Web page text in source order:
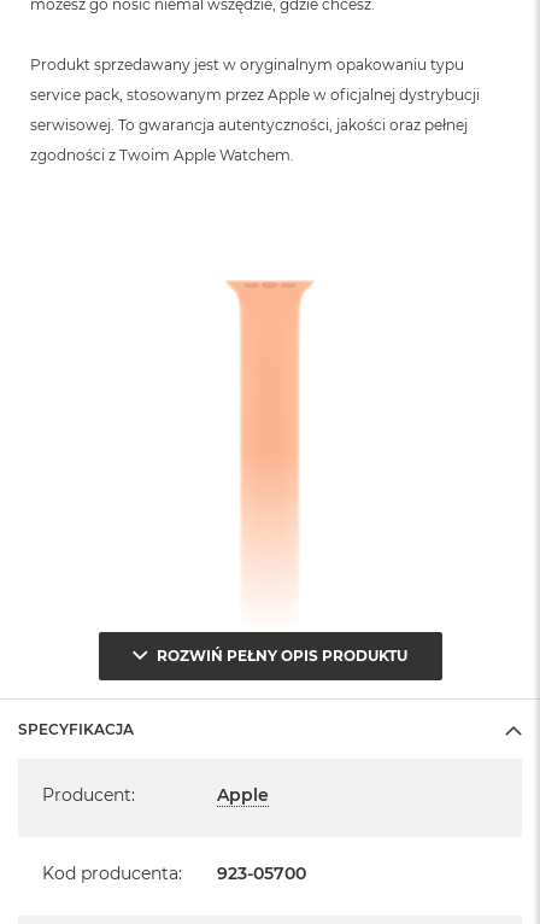
możesz go nosić niemal wszędzie, gdzie chcesz.
Produkt sprzedawany jest w oryginalnym opakowaniu typu
service pack, stosowanym przez Apple w oficjalnej dystrybucji
serwisowej. To gwarancja autentyczności, jakości oraz pełnej
zgodności z Twoim Apple Watchem.
ROZWIŃ PEŁNY OPIS PRODUKTU
SPECYFIKACJA
Producent: Apple
Kod producenta: 923-05700